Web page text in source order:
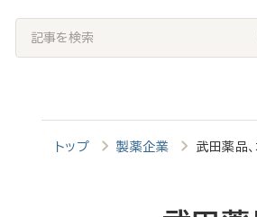
記
事
トップ 製薬企業 武田薬品